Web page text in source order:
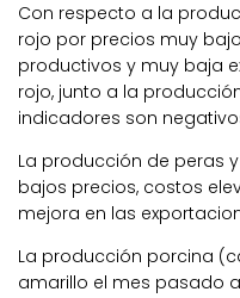
Con respecto a la
rojo por precios muy
productivos y muy baja
rojo, junto a la
indicadores son
La producción de peras
bajos precios, costos
mejora en las
La producción porcina
amarillo el mes pasado